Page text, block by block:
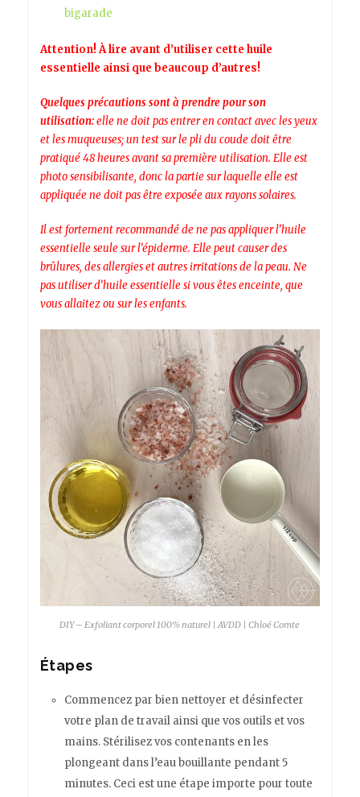
bigarade
Attention! À lire avant d’utiliser cette huile
essentielle ainsi que beaucoup d’autres!
Quelques précautions sont à prendre pour son
utilisation:elle ne doit pas entrer en contact avec les yeux
et les muqueuses; un test sur le pli du coude doit être
pratiqué 48 heures avant sa première utilisation. Elle est
photo sensibilisante, donc la partie sur laquelle elle est
appliquée ne doit pas être exposée aux rayons solaires.
Il est fortement recommandé de ne pas appliquer l’huile
essentielle seule sur l’épiderme. Elle peut causer des
brûlures, des allergies et autres irritations de la peau. Ne
pas utiliser d’huile essentielle si vous êtes enceinte, que
vous allaitez ou sur les enfants.
DIY – Exfoliant corporel 100% naturel | AVDD | Chloé Comte
Étapes
Commencez par bien nettoyer et désinfecter
votre plan de travail ainsi que vos outils et vos
mains. Stérilisez vos contenants en les
plongeant dans l’eau bouillante pendant 5
minutes. Ceci est une étape importe pour toute